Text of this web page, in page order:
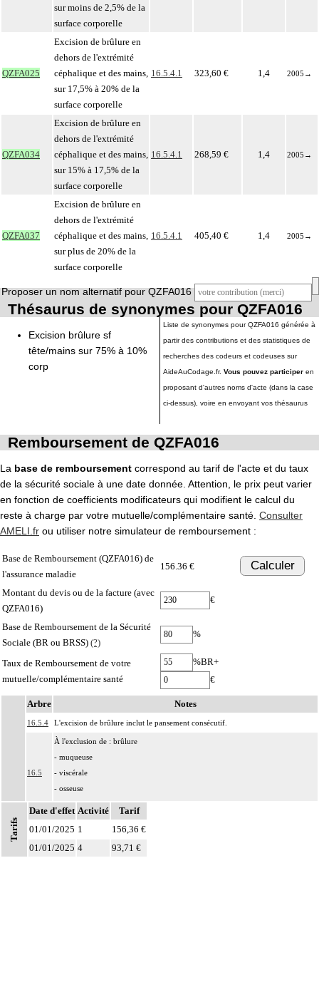
sur moins de 2,5% de la
surface corporelle
QZFA025
Excision de brûlure en
dehors de l'extrémité
céphalique et des mains,
sur 17,5% à 20% de la
surface corporelle
16.5.4.1 323,60 € 1,4 2005 →
QZFA034
Excision de brûlure en
dehors de l'extrémité
céphalique et des mains,
sur 15% à 17,5% de la
surface corporelle
16.5.4.1 268,59 € 1,4 2005 →
QZFA037
Excision de brûlure en
dehors de l'extrémité
céphalique et des mains,
sur plus de 20% de la
surface corporelle
16.5.4.1 405,40 € 1,4 2005 →
Proposer un nom alternatif pour QZFA016
Thésaurus de synonymes pour QZFA016
Excision brûlure sf
tête/mains sur 75% à 10%
corp
Liste de synonymes pour QZFA016 générée à
partir des contributions et des statistiques de
recherches des codeurs et codeuses sur
AideAuCodage.fr. Vous pouvez participer en
proposant d'autres noms d'acte (dans la case
ci-dessus), voire en envoyant vos thésaurus
Remboursement de QZFA016
La base de remboursement correspond au tarif de l'acte et du taux
de la sécurité sociale à une date donnée. Attention, le prix peut varier
en fonction de coefficients modificateurs qui modifient le calcul du
reste à charge par votre mutuelle/complémentaire santé. Consulter
AMELI.fr ou utiliser notre simulateur de remboursement :
Base de Remboursement (QZFA016) de
l'assurance maladie
156.36 € Calculer
Montant du devis ou de la facture (avec
QZFA016)
€
Base de Remboursement de la Sécurité
Sociale (BR ou BRSS) (?)
%
Taux de Remboursement de votre
mutuelle/complémentaire santé
%BR+
€
Arbre Notes
16.5.4 L'excision de brûlure inclut le pansement consécutif.
16.5
À l'exclusion de : brûlure
- muqueuse
- viscérale
- osseuse
séquelles de brûlure
Comprend :
- érythrodermie bulleuse avec épidermolyse [syndrome de Lyell]
Tarifs
Date d'effet Activité
Tarif
01/01/2025 1
156,36 €
01/01/2025 4 93,71 €